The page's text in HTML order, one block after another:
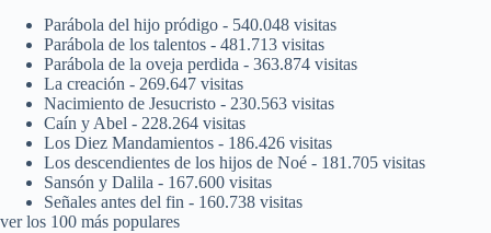
Parábola del hijo pródigo - 540.048 visitas
Parábola de los talentos - 481.713 visitas
Parábola de la oveja perdida - 363.874 visitas
La creación - 269.647 visitas
Nacimiento de Jesucristo - 230.563 visitas
Caín y Abel - 228.264 visitas
Los Diez Mandamientos - 186.426 visitas
Los descendientes de los hijos de Noé - 181.705 visitas
Sansón y Dalila - 167.600 visitas
Señales antes del fin - 160.738 visitas
ver los 100 más populares